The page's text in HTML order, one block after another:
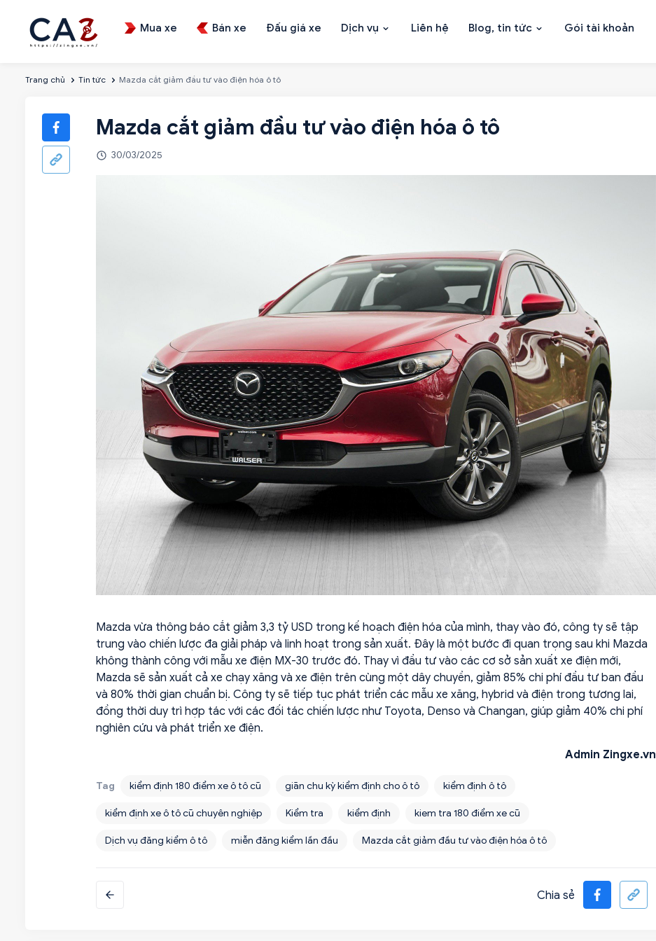
Mua xe Bán xe Đấu giá xe Dịch vụ Liên hệ Blog, tin tức Gói tài khoản
Trang chủ Tin tức Mazda cắt giảm đầu tư vào điện hóa ô tô
Mazda cắt giảm đầu tư vào điện hóa ô tô
30/03/2025
Mazda vừa thông báo cắt giảm 3,3 tỷ USD trong kế hoạch điện hóa của mình, thay vào đó, công ty sẽ tập
trung vào chiến lược đa giải pháp và linh hoạt trong sản xuất. Đây là một bước đi quan trọng sau khi Mazda
không thành công với mẫu xe điện MX-30 trước đó. Thay vì đầu tư vào các cơ sở sản xuất xe điện mới,
Mazda sẽ sản xuất cả xe chạy xăng và xe điện trên cùng một dây chuyền, giảm 85% chi phí đầu tư ban đầu
và 80% thời gian chuẩn bị. Công ty sẽ tiếp tục phát triển các mẫu xe xăng, hybrid và điện trong tương lai,
đồng thời duy trì hợp tác với các đối tác chiến lược như Toyota, Denso và Changan, giúp giảm 40% chi phí
nghiên cứu và phát triển xe điện.
Admin Zingxe.vn
Tag kiểm định 180 điểm xe ô tô cũ giãn chu kỳ kiểm định cho ô tô kiểm định ô tô
kiểm định xe ô tô cũ chuyên nghiệp Kiểm tra kiểm định kiem tra 180 điểm xe cũ
Dịch vụ đăng kiểm ô tô miễn đăng kiểm lần đầu Mazda cắt giảm đầu tư vào điện hóa ô tô
Chia sẻ